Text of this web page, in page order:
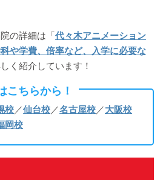
の詳細は「代々木アニメーション
や学費、倍率など、入学に必要な
く紹介しています！
こちらから！
校／仙台校／名古屋校／大阪校
岡校